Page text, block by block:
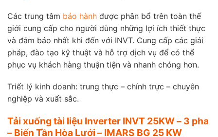
Các trung tâm bảo hành được phân bổ trên toàn thế
giới cung cấp cho người dùng những lợi ích thiết thực
và đảm bảo nhất khi đến với INVT. Cung cấp các giải
pháp, đào tạo kỹ thuật và hỗ trợ dịch vụ để có thể
phục vụ khách hàng thuận tiện và nhanh chóng hơn.
Triết lý kinh doanh: trung thực – chính trực – chuyên
nghiệp và xuất sắc.
Tải xuống tài liệu Inverter INVT 25KW – 3 pha
– Biến Tần Hòa Lưới – IMARS BG 25 KW